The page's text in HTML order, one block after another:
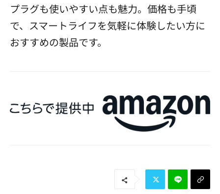
プラグも使いやすい点も魅力。価格も手頃
で、スマートライフを気軽に体験したい方に
おすすめの製品です。